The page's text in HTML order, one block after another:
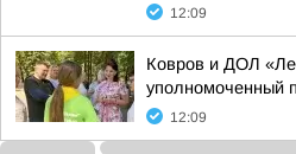
12:09
Ковров и ДОЛ
уполномоченный
12:09